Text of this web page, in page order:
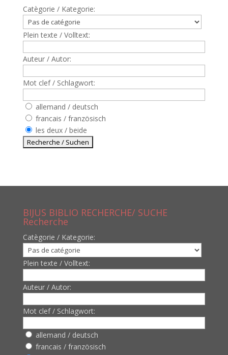
Catègorie / Kategorie:
Plein texte / Volltext:
Auteur / Autor:
Mot clef / Schlagwort:
allemand / deutsch
francais / französisch
les deux / beide
BIJUS BIBLIO RECHERCHE/ SUCHE
Recherche
Catègorie / Kategorie:
Plein texte / Volltext:
Auteur / Autor:
Mot clef / Schlagwort:
allemand / deutsch
francais / französisch